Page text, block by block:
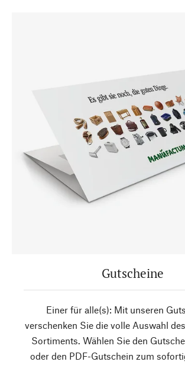
Gutscheine
Einer für alle(s): Mit unseren
verschenken Sie die volle Auswahl
Sortiments. Wählen Sie den
oder den PDF-Gutschein zum